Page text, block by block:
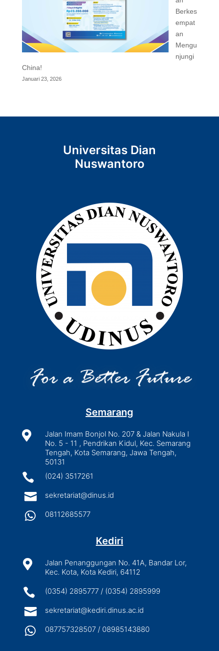
Berkes
empat
an
Mengu
njungi
China!
Januari 23, 2026
Universitas Dian
Nuswantoro
Semarang

Jalan Imam Bonjol No. 207 & Jalan Nakula I
No. 5 - 11 , Pendrikan Kidul, Kec. Semarang
Tengah, Kota Semarang, Jawa Tengah,
50131
 (024) 3517261
 sekretariat@dinus.id
 08112685577
Kediri

Jalan Penanggungan No. 41A, Bandar Lor,
Kec. Kota, Kota Kediri, 64112
 (0354) 2895777 / (0354) 2895999
 sekretariat@kediri.dinus.ac.id
 087757328507 / 08985143880